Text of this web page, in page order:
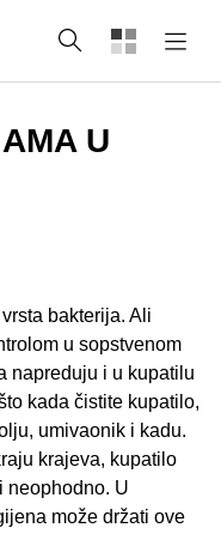
Pretraga
U
bakterija. Ali
u sopstvenom
napreduju i u kupatilu
kada čistite kupatilo,
umivaonik i kadu.
krajeva, kupatilo
neophodno. U
može držati ove